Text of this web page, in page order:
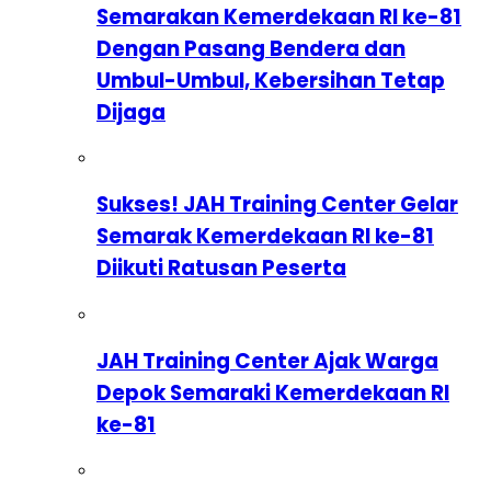
Semarakan Kemerdekaan RI ke-81
Dengan Pasang Bendera dan
Umbul-Umbul, Kebersihan Tetap
Dijaga
Sukses! JAH Training Center Gelar
Semarak Kemerdekaan RI ke-81
Diikuti Ratusan Peserta
JAH Training Center Ajak Warga
Depok Semaraki Kemerdekaan RI
ke-81